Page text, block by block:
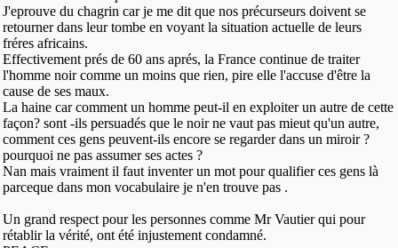
J'eprouve du chagrin car je me dit que nos précurseurs doivent se
retourner dans leur tombe en voyant la situation actuelle de leurs
fréres africains.
Effectivement prés de 60 ans aprés, la France continue de traiter
l'homme noir comme un moins que rien, pire elle l'accuse d'être la
cause de ses maux.
La haine car comment un homme peut-il en exploiter un autre de cette
façon? sont -ils persuadés que le noir ne vaut pas mieut qu'un autre,
comment ces gens peuvent-ils encore se regarder dans un miroir ?
pourquoi ne pas assumer ses actes ?
Nan mais vraiment il faut inventer un mot pour qualifier ces gens là
parceque dans mon vocabulaire je n'en trouve pas .
Un grand respect pour les personnes comme Mr Vautier qui pour
rétablir la vérité, ont été injustement condamné.